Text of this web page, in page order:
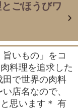
ごほうびワ
いもの」をコ
料理を追求した
田で世界の肉料
店名なので、
思います＊ 有